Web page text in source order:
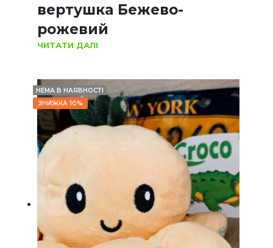
вертушка Бежево-
рожевий
ЧИТАТИ ДАЛІ
НЕМА В НАЯВНОСТІ
ЗНИЖКА 10%